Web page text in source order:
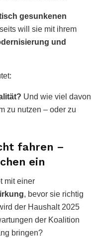
gesunkenen
will sie mit ihrem
und
Und wie viel davon
zu nutzen – oder zu
fahren –
ein
mit einer
, bevor sie richtig
der Haushalt 2025
der Koalition
bringen?